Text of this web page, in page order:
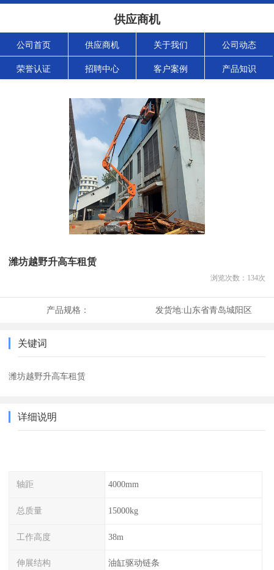
供应商机
公司首页 供应商机 关于我们 公司动态
荣誉认证 招聘中心 客户案例 产品知识
潍坊越野升高车租赁
浏览次数： 134次
产品规格： 发货地:山东省青岛城阳区
关键词
潍坊越野升高车租赁
详细说明
轴距 4000mm
总质量 15000kg
工作高度 38m
伸展结构 油缸驱动链条